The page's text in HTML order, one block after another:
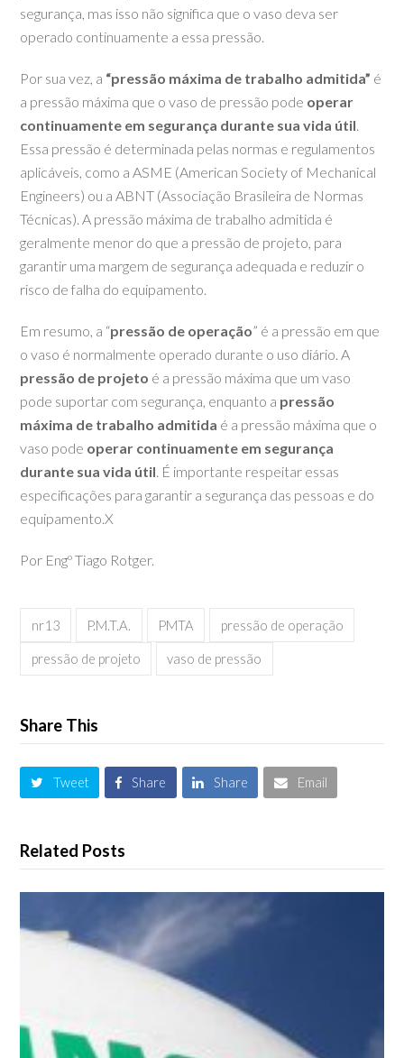
segurança, mas isso não significa que o vaso deva ser
operado continuamente a essa pressão.
Por sua vez, a “pressão máxima de trabalho admitida” é
a pressão máxima que o vaso de pressão pode operar
continuamente em segurança durante sua vida útil.
Essa pressão é determinada pelas normas e regulamentos
aplicáveis, como a ASME (American Society of Mechanical
Engineers) ou a ABNT (Associação Brasileira de Normas
Técnicas). A pressão máxima de trabalho admitida é
geralmente menor do que a pressão de projeto, para
garantir uma margem de segurança adequada e reduzir o
risco de falha do equipamento.
Em resumo, a “pressão de operação” é a pressão em que
o vaso é normalmente operado durante o uso diário. A
pressão de projeto é a pressão máxima que um vaso
pode suportar com segurança, enquanto a pressão
máxima de trabalho admitida é a pressão máxima que o
vaso pode operar continuamente em segurança
durante sua vida útil. É importante respeitar essas
especificações para garantir a segurança das pessoas e do
equipamento.X
Por Engº Tiago Rotger.
nr13 P.M.T.A. PMTA pressão de operação
pressão de projeto vaso de pressão
Share This
Tweet Share Share Email
Related Posts